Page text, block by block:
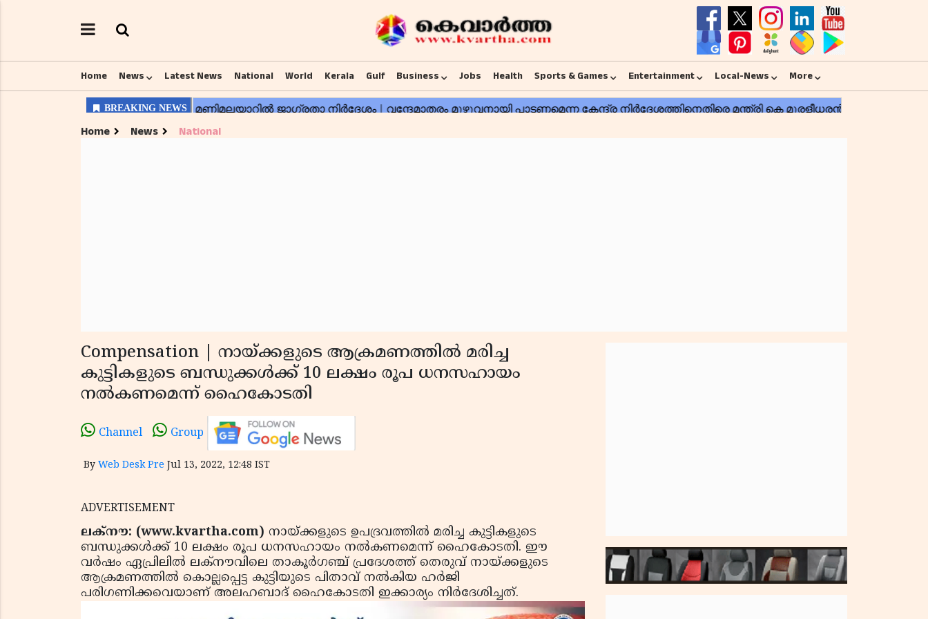
Home News Latest News National World Kerala Gulf Business Jobs Health Sports & Games Entertainment Local-News More
Home News National
Compensation | നായ്ക്കളുടെ ആക്രമണത്തില്‍ മരിച്ച
കുട്ടികളുടെ ബന്ധുക്കള്‍ക്ക് 10 ലക്ഷം രൂപ ധനസഹായം
നല്‍കണമെന്ന് ഹൈകോടതി
Channel Group
By Web Desk Pre Jul 13, 2022, 12:48 IST
ADVERTISEMENT
ലക്നൗ: (www.kvartha.com) നായ്ക്കളുടെ ഉപദ്രവത്തില്‍ മരിച്ച കുട്ടികളുടെ
ബന്ധുക്കള്‍ക്ക് 10 ലക്ഷം രൂപ ധനസഹായം നല്‍കണമെന്ന് ഹൈകോടതി. ഈ
വര്‍ഷം ഏപ്രിലില്‍ ലക്‌നൗവിലെ താകൂര്‍ഗഞ്ച് പ്രദേശത്ത് തെരുവ് നായ്ക്കളുടെ
ആക്രമണത്തില്‍ കൊല്ലപ്പെട്ട കുട്ടിയുടെ പിതാവ് നല്‍കിയ ഹര്‍ജി
പരിഗണിക്കവെയാണ് അലഹബാദ് ഹൈകോടതി ഇക്കാര്യം നിര്‍ദേശിച്ചത്.